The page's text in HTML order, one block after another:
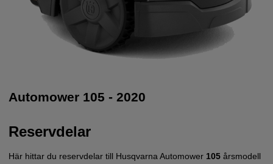
Automower 105 - 2020
Reservdelar
Här hittar du reservdelar till Husqvarna Automower 105 årsmodell